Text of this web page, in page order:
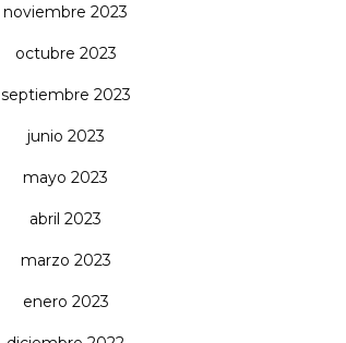
noviembre 2023
octubre 2023
septiembre 2023
junio 2023
mayo 2023
abril 2023
marzo 2023
enero 2023